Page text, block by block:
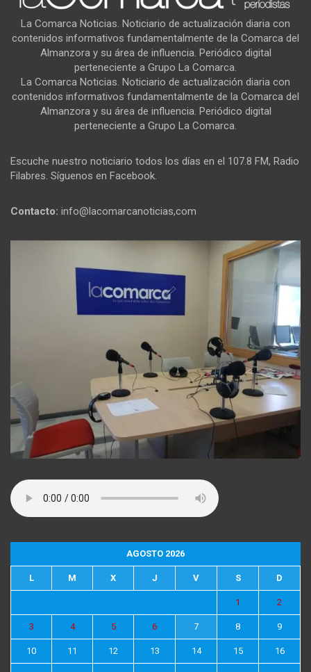
La Comarca Noticias. Noticiario de actualización diaria con
contenidos informativos fundamentalmente de la Comarca del
Almanzora y su área de influencia. Periódico digital
perteneciente a Grupo La Comarca.
La Comarca Noticias. Noticiario de actualización diaria con
contenidos informativos fundamentalmente de la Comarca del
Almanzora y su área de influencia. Periódico digital
perteneciente a Grupo La Comarca.
Escuche nuestro noticiario todos los días en el 107.8 FM, Radio
Filabres. Síguenos en Facebook.
Contacto: info@lacomarcanoticias,com
AGOSTO 2026
L M X J V S D
1 2
3 4 5 6 7 8 9
10 11 12 13 14 15 16